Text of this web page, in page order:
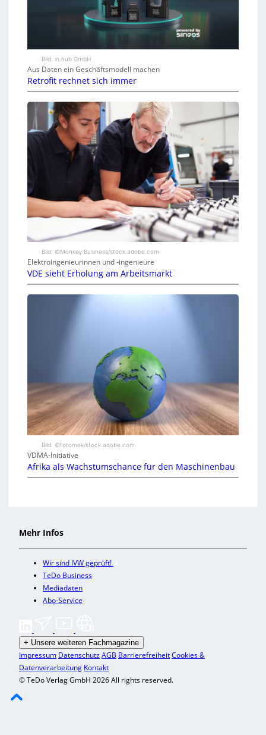
Bild: in.hub GmbH
Aus Daten ein Geschäftsmodell machen
Retrofit rechnet sich immer
Bild: ©Monkey Business/stock.adobe.com
Elektroingenieurinnen und -ingenieure
VDE sieht Erholung am Arbeitsmarkt
Bild: ©fotomek/stock.adobe.com
VDMA-Initiative
Afrika als Wachstumschance für den Maschinenbau
Mehr Infos
Wir sind IVW geprüft!
TeDo Business
Mediadaten
Abo-Service
+ Unsere weiteren Fachmagazine
Impressum DatenschutzAGB BarrierefreiheitCookies &
Datenverarbeitung Kontakt
© TeDo Verlag GmbH 2026 All rights reserved.